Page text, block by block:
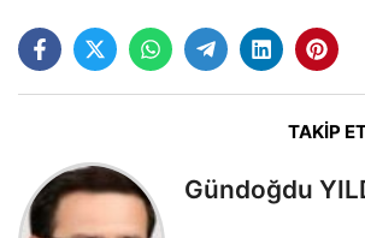
TAKİP
Gündoğdu